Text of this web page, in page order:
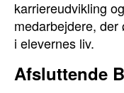
karriereudvikling
medarbejdere,
i elevernes liv.
Afsluttende